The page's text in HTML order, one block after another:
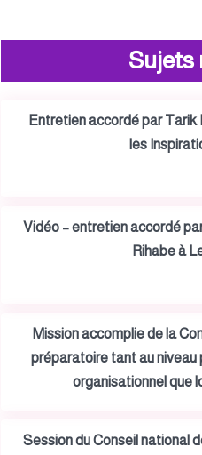
Sujets
Entretien accordé par Tarik
les
Vidéo – entretien accordé
Rihabe à
Mission accomplie de la
préparatoire tant au niveau
organisationnel que
Session du Conseil national